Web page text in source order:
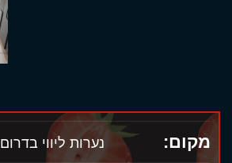
מקום: נערות ליווי בדרום